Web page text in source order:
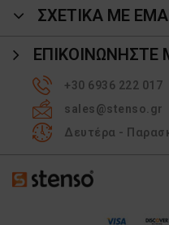
ΣΧΕΤΙΚΑ ΜΕ
ΕΠΙΚΟΙΝΩΝΉΣΤΕ
+30 6936 222 017
sales@stenso.gr
Δευτέρα -